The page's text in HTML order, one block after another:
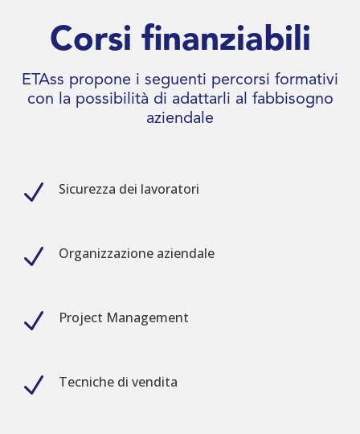
Corsi finanziabili
ETAss propone i seguenti percorsi formativi
con la possibilità di adattarli al fabbisogno
aziendale
N Sicurezza dei lavoratori
N Organizzazione aziendale
N Project Management
N Tecniche di vendita